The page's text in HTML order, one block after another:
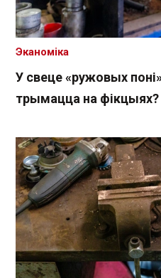
У свеце «ружовых
трымацца на фікцыях?
Эканоміка